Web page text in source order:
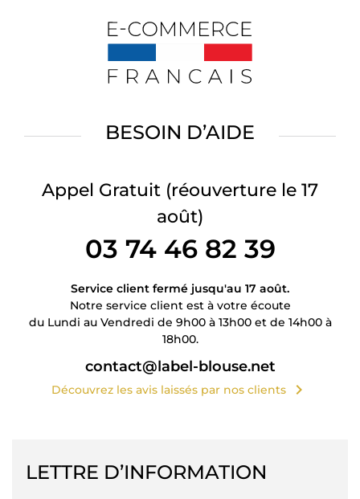
BESOIN D’AIDE
Appel Gratuit (réouverture le 17
août)
03 74 46 82 39
Service client fermé jusqu'au 17 août.
Notre service client est à votre écoute
du Lundi au Vendredi de 9h00 à 13h00 et de 14h00 à
18h00.
contact@label-blouse.net
Découvrez les avis laissés par nos clients chevron_right
LETTRE D’INFORMATION